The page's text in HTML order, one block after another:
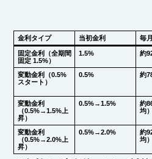
金利タイプ 当初金利 毎
固定金利（全期間
固定 1.5%）
1.5% 約
変動金利（0.5%
スタート）
0.5% 約
変動金利
（0.5%→1.5%上
昇）
0.5%→1.5%
約
均）
変動金利
（0.5%→2.0%上
昇）
0.5%→2.0%
約
均）